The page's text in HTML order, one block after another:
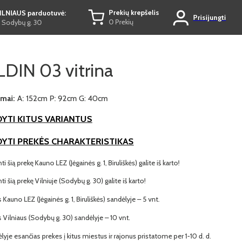
parduotuvė:
Sodybų g. 30
Prekių krepšelis
0 Prekių
Prisijungti
03 vitrina
A: 152cm P: 92cm G: 40cm
KITUS VARIANTUS
PREKĖS CHARAKTERISTIKAS
šią prekę Kauno LEZ (Jėgainės g. 1, Biruliškės) galite iš karto!
šią prekę Vilniuje (Sodybų g. 30) galite iš karto!
Kauno LEZ (Jėgainės g. 1, Biruliškės) sandėlyje – 5 vnt.
Vilniaus (Sodybų g. 30) sandėlyje – 10 vnt.
esančias prekes į kitus miestus ir rajonus pristatome per 1-10 d. d.